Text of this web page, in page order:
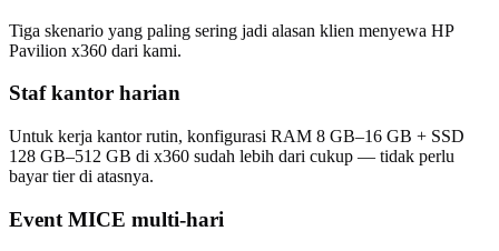
Tiga skenario yang paling sering jadi alasan klien menyewa HP
Pavilion x360 dari kami.
Staf kantor harian
Untuk kerja kantor rutin, konfigurasi RAM 8 GB–16 GB + SSD
128 GB–512 GB di x360 sudah lebih dari cukup — tidak perlu
bayar tier di atasnya.
Event MICE multi-hari